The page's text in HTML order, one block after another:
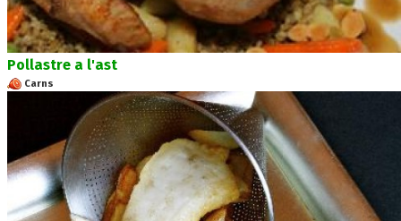
Pollastre a l'ast
Carns